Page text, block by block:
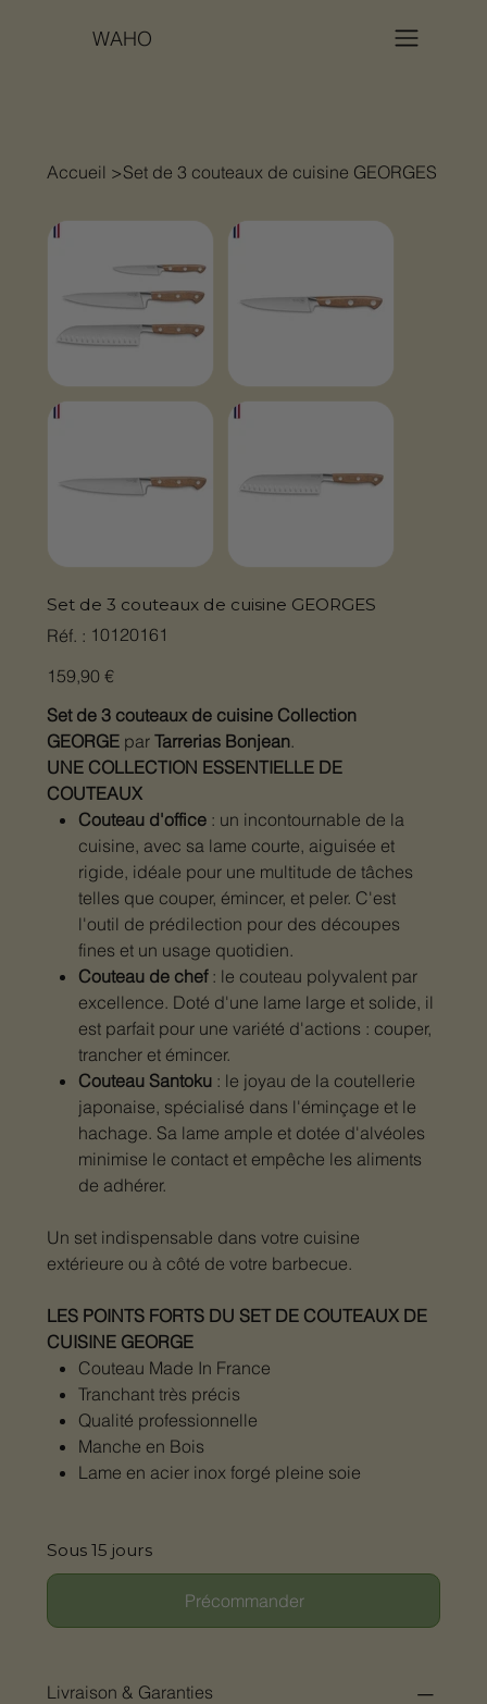
WAHO
Accueil >Set de 3 couteaux de cuisine GEORGES
Set de 3 couteaux de cuisine GEORGES
Réf. :
SKU
10120161
10120161
Prix
159,90 €
Set de 3 couteaux de cuisine Collection
GEORGEpar Tarrerias Bonjean.
UNE COLLECTION ESSENTIELLE DE
COUTEAUX
Couteau d'office: un incontournable de la
cuisine, avec sa lame courte, aiguisée et
rigide, idéale pour une multitude de tâches
telles que couper, émincer, et peler. C'est
l'outil de prédilection pour des découpes
fines et un usage quotidien.
Couteau de chef: le couteau polyvalent par
excellence. Doté d'une lame large et solide, il
est parfait pour une variété d'actions : couper,
trancher et émincer.
Couteau Santoku: le joyau de la coutellerie
japonaise, spécialisé dans l'éminçage et le
hachage. Sa lame ample et dotée d'alvéoles
minimise le contact et empêche les aliments
de adhérer.
Un set indispensable dans votre cuisine
extérieure ou à côté de votre barbecue.
LES POINTS FORTS DU SET DE COUTEAUX DE
CUISINE GEORGE
Couteau Made In France
Tranchant très précis
Qualité professionnelle
Manche en Bois
Lame en acier inox forgé pleine soie
Sous 15 jours
Précommander
Livraison & Garanties